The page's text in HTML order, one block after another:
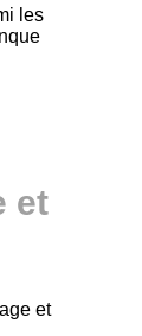
les
et
et